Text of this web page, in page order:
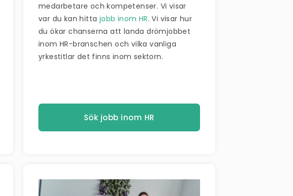
medarbetare och kompetenser. Vi visar
var du kan hitta jobb inom HR. Vi visar hur
du ökar chanserna att landa drömjobbet
inom HR-branschen och vilka vanliga
yrkestitlar det finns inom sektorn.
Sök jobb inom HR